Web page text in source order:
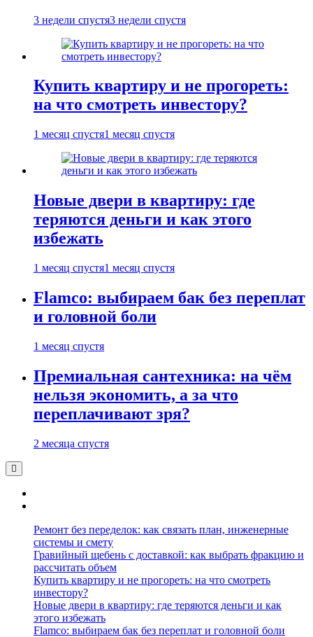
3 недели спустя3 недели спустя
Купить квартиру и не прогореть:
на что смотреть инвестору?
1 месяц спустя1 месяц спустя
Новые двери в квартиру: где
теряются деньги и как этого
избежать
1 месяц спустя1 месяц спустя
Flamco: выбираем бак без переплат
и головной боли
1 месяц спустя
Премиальная сантехника: на чём
нельзя экономить, а за что
переплачивают зря?
2 месяца спустя
Ремонт без переделок: как связать план, инженерные
системы и смету
Гравийный щебень с доставкой: как выбрать фракцию и
рассчитать объем
Купить квартиру и не прогореть: на что смотреть
инвестору?
Новые двери в квартиру: где теряются деньги и как
этого избежать
Flamco: выбираем бак без переплат и головной боли